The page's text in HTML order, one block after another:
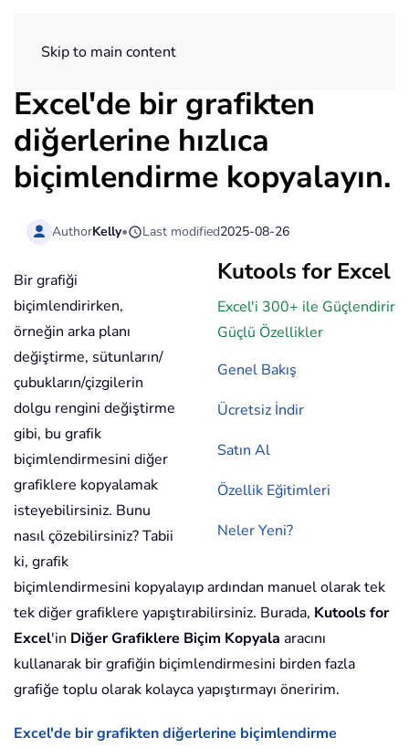
Skip to main content
Excel'de bir grafikten
diğerlerine hızlıca
biçimlendirme kopyalayın.
AuthorKelly• Last modified2025-08-26
Kutools for Excel
Excel'i 300+ ile Güçlendirir
Güçlü Özellikler
Genel Bakış
Ücretsiz İndir
Satın Al
Özellik Eğitimleri
Neler Yeni?
Bir grafiği
biçimlendirirken,
örneğin arka planı
değiştirme, sütunların/
çubukların/çizgilerin
dolgu rengini değiştirme
gibi, bu grafik
biçimlendirmesini diğer
grafiklere kopyalamak
isteyebilirsiniz. Bunu
nasıl çözebilirsiniz? Tabii
ki, grafik
biçimlendirmesini kopyalayıp ardından manuel olarak tek
tek diğer grafiklere yapıştırabilirsiniz. Burada, Kutools for
Excel'in Diğer Grafiklere Biçim Kopyala aracını
kullanarak bir grafiğin biçimlendirmesini birden fazla
grafiğe toplu olarak kolayca yapıştırmayı öneririm.
Excel'de bir grafikten diğerlerine biçimlendirme